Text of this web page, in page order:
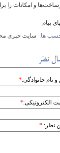
و امکانات را
پیام
ها: سایت خبری
نظر
و نام خانوادگی:*
الکترونیکی:*
نظر: *